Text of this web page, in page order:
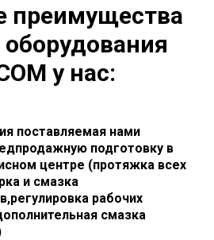
преимущества
у нас:
поставляемая нами
подготовку в
центре (протяжка всех
и смазка
рабочих
смазка